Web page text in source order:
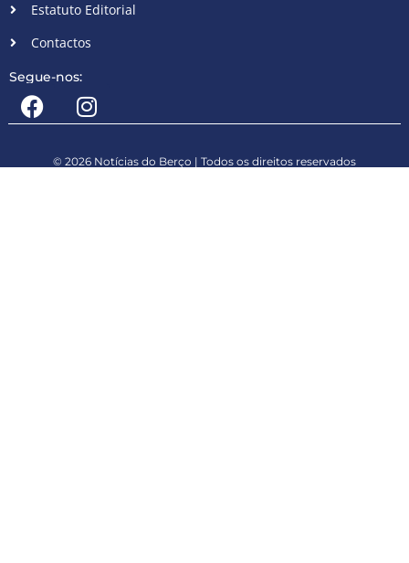
Estatuto Editorial
Contactos
Segue-nos:
© 2026 Notícias do Berço | Todos os direitos reservados